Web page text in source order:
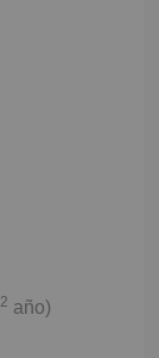
2 año)